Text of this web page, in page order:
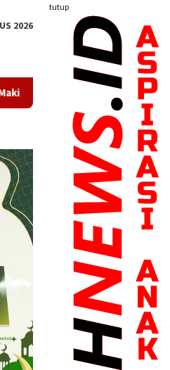
tutup
2026
Sediakan Beragam Kanal